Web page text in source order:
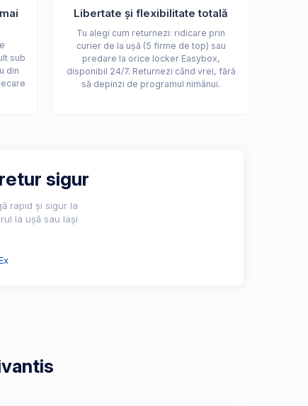
sub
din
Libertate și flexibilitate totală
Tu alegi cum returnezi: ridicare prin
curier de la ușă (5 firme de top) sau
predare la orice locker Easybox,
disponibil 24/7. Returnezi când vrei, fără
să depinzi de programul nimănui.
sigur
rapid și sigur la
la ușă sau lași